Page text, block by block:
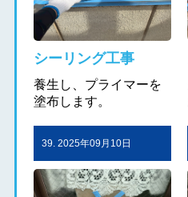
シーリング工事
養生し、プライマーを
塗布します。
39. 2025年09月10日